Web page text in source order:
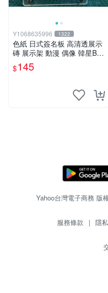
Y1068635996 1322
色紙 日式簽名板 高清透展示
磚 展示架 動漫 偶像 韓星BT
S hololive 小號 凹槽122*137
mm
$145
Yahoo台灣電子商務 版
服務條款 | 隱